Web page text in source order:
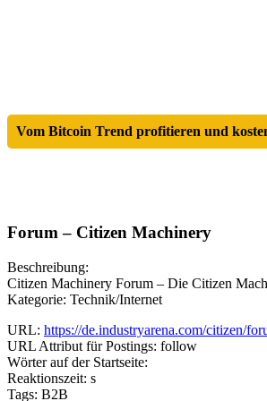
Vom Bitcoin Trend profitieren und
Forum – Citizen Machinery
Beschreibung:
Citizen Machinery Forum – Die Citizen
Kategorie: Technik/Internet
URL: https://de.industryarena.com/citizen/
URL Attribut für Postings: follow
Wörter auf der Startseite:
Reaktionszeit: s
Tags: B2B